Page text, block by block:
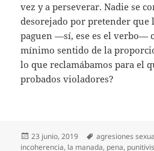
vez y a perseverar. Nadie se
desorejado por pretender que
paguen —sí, ese es el verbo—
mínimo sentido de la
lo que reclamábamos para el
probados violadores?
Publicado
el
23 junio, 2019 Etiquetas
agresiones
incoherencia, la manada, pena,